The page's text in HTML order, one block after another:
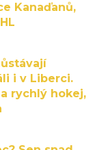
Kanaďanů,
i v Liberci.
rychlý hokej,